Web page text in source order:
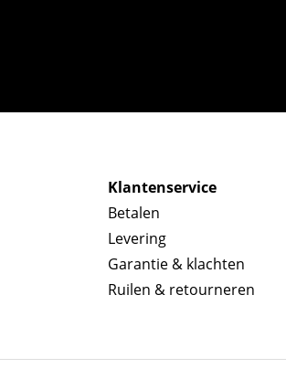
Klantenservice
Betalen
Levering
Garantie & klachten
Ruilen & retourneren